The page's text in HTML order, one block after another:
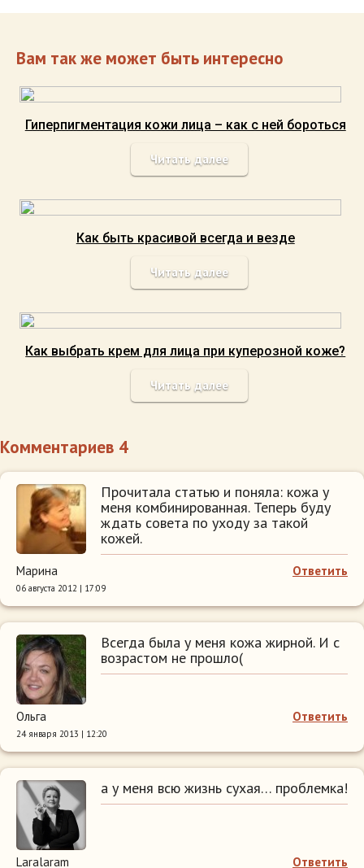
Вам так же может быть интересно
Гиперпигментация кожи лица – как с ней бороться
Читать далее
Как быть красивой всегда и везде
Читать далее
Как выбрать крем для лица при куперозной коже?
Читать далее
Комментариев 4
Прочитала статью и поняла: кожа у
меня комбинированная. Теперь буду
ждать совета по уходу за такой
кожей.
Ответить
Марина
06 августа 2012 | 17:09
Всегда была у меня кожа жирной. И с
возрастом не прошло(
Ответить
Ольга
24 января 2013 | 12:20
а у меня всю жизнь сухая… проблемка!
Ответить
Laralaram